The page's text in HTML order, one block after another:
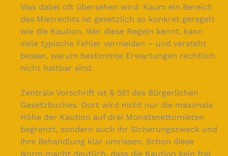
Was dabei oft übersehen wird: Kaum ein Bereich
des Mietrechts ist gesetzlich so konkret geregelt
wie die Kaution. Wer diese Regeln kennt, kann
viele typische Fehler vermeiden – und versteht
besser, warum bestimmte Erwartungen rechtlich
nicht haltbar sind.
Zentrale Vorschrift ist § 551 des Bürgerlichen
Gesetzbuches. Dort wird nicht nur die maximale
Höhe der Kaution auf drei Monatsnettomieten
begrenzt, sondern auch ihr Sicherungszweck und
ihre Behandlung klar umrissen. Schon diese
Norm macht deutlich, dass die Kaution kein frei